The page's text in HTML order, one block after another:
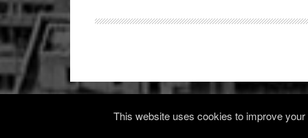
This website uses cookies to improve